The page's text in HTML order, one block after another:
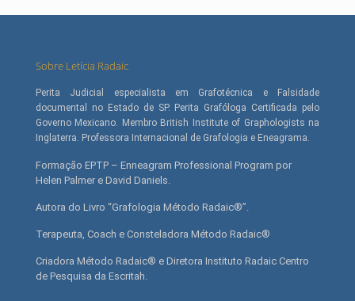
Sobre Letícia Radaic
Perita Judicial especialista em Grafotécnica e Falsidade
documental no Estado de SP. Perita Grafóloga Certificada pelo
Governo Mexicano. Membro British Institute of Graphologists na
Inglaterra. Professora Internacional de Grafologia e Eneagrama.
Formação EPTP – Enneagram Professional Program por
Helen Palmer e David Daniels.
Autora do Livro “Grafologia Método Radaic®”.
Terapeuta, Coach e Consteladora Método Radaic®
Criadora Método Radaic® e Diretora Instituto Radaic Centro
de Pesquisa da Escritah.